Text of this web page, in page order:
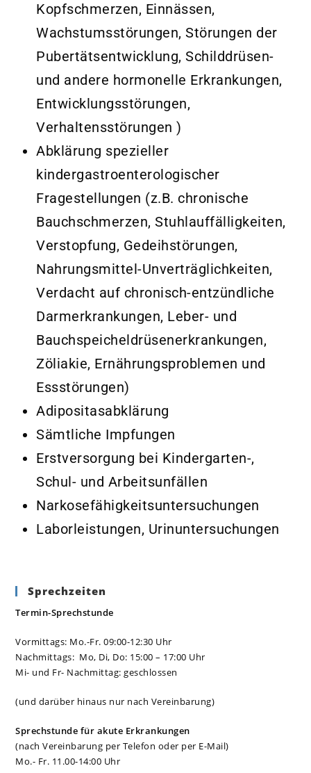
Kopfschmerzen, Einnässen,
Wachstumsstörungen, Störungen der
Pubertätsentwicklung, Schilddrüsen-
und andere hormonelle Erkrankungen,
Entwicklungsstörungen,
Verhaltensstörungen )
Abklärung spezieller
kindergastroenterologischer
Fragestellungen (z.B. chronische
Bauchschmerzen, Stuhlauffälligkeiten,
Verstopfung, Gedeihstörungen,
Nahrungsmittel-Unverträglichkeiten,
Verdacht auf chronisch-entzündliche
Darmerkrankungen, Leber- und
Bauchspeicheldrüsenerkrankungen,
Zöliakie, Ernährungsproblemen und
Essstörungen)
Adipositasabklärung
Sämtliche Impfungen
Erstversorgung bei Kindergarten-,
Schul- und Arbeitsunfällen
Narkosefähigkeitsuntersuchungen
Laborleistungen, Urinuntersuchungen
Sprechzeiten
Termin-Sprechstunde
Vormittags: Mo.-Fr. 09:00-12:30 Uhr
Nachmittags: Mo, Di, Do: 15:00 – 17:00 Uhr
Mi- und Fr- Nachmittag: geschlossen
(und darüber hinaus nur nach Vereinbarung)
Sprechstunde für akute Erkrankungen
(nach Vereinbarung per Telefon oder per E-Mail)
Mo.- Fr. 11.00-14:00 Uhr